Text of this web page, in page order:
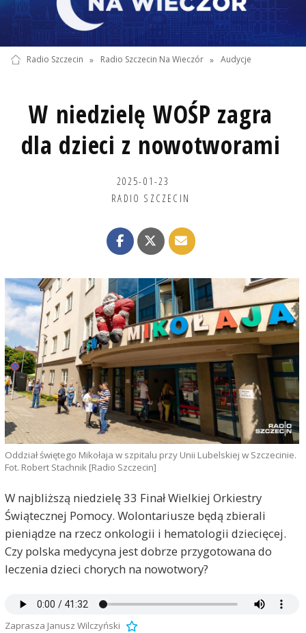
Radio Szczecin » Radio Szczecin Na Wieczór » Audycje
W niedzielę WOŚP zagra
dla dzieci z nowotworami
2025-01-23
RADIO SZCZECIN
Oddział świętego Mikołaja w szpitalu przy Unii Lubelskiej w Szczecinie.
Fot. Robert Stachnik [Radio Szczecin]
W najbliższą niedzielę 33 Finał Wielkiej Orkiestry
Świątecznej Pomocy. Wolontariusze będą zbierali
pieniądze na rzecz onkologii i hematologii dziecięcej.
Czy polska medycyna jest dobrze przygotowana do
leczenia dzieci chorych na nowotwory?
Zaprasza Janusz Wilczyński